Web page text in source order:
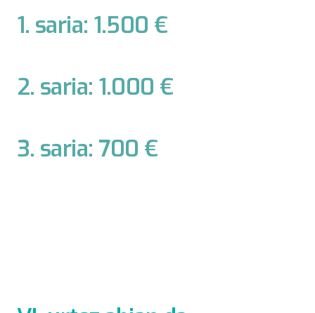
1. saria: 1.500 €
2. saria: 1.000 €
3. saria: 700 €